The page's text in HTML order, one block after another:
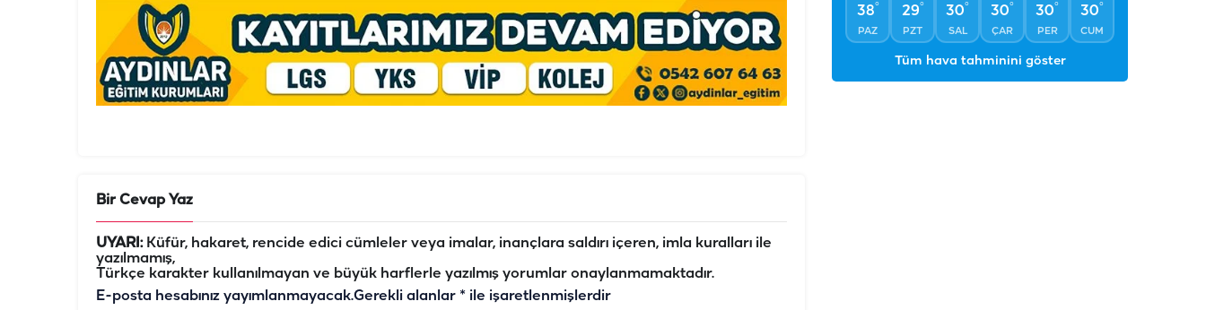
Bir Cevap Yaz
UYARI:Küfür, hakaret, rencide edici cümleler veya imalar, inançlara saldırı içeren, imla kuralları ile
yazılmamış,
Türkçe karakter kullanılmayan ve büyük harflerle yazılmış yorumlar onaylanmamaktadır.
E-posta hesabınız yayımlanmayacak.Gerekli alanlar * ile işaretlenmişlerdir